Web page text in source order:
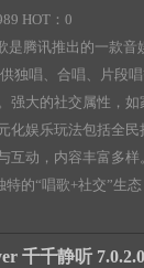
HOT：0
是腾讯推出的一款音
独唱、合唱、片段
强大的社交属性，如
化娱乐玩法包括全
互动，内容丰富多
的“唱歌+社交”生
千千静听